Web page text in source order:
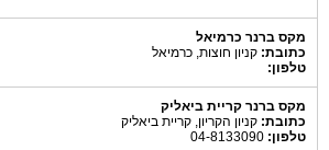
מקס ברנר כרמיאל
כתובת: קניון חוצות, כרמיאל
טלפון:
מקס ברנר קריית ביאליק
כתובת: קניון הקריון, קריית ביאליק
טלפון: